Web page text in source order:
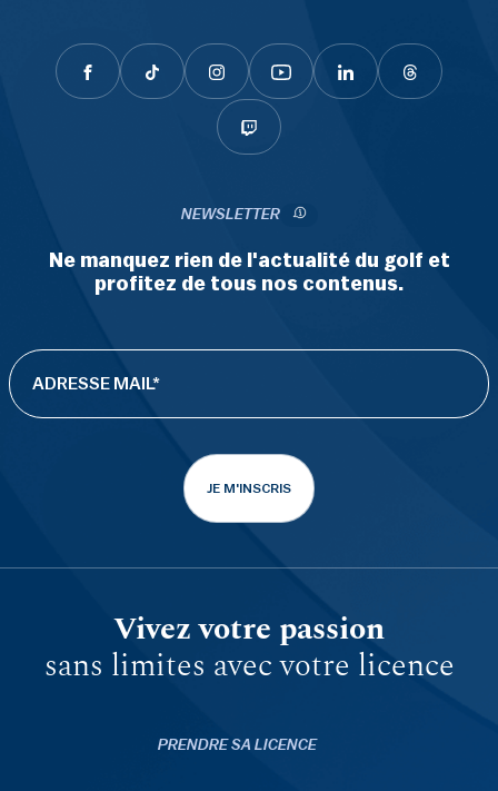
NEWSLETTER
Ne manquez rien de l'actualité du golf et
profitez de tous nos contenus.
JE M'INSCRIS
Vivez votre passion
sans limites avec votre licence
PRENDRE SA LICENCE